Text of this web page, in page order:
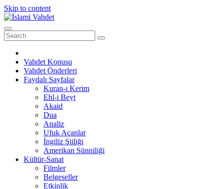
Skip to content
Vahdet Konusu
Vahdet Önderleri
Faydalı Sayfalar
Kuran-ı Kerim
Ehl-i Beyt
Akaid
Dua
Analiz
Ufuk Açanlar
İngiliz Şiiliği
Amerikan Sünniliği
Kültür-Sanat
Filmler
Belgeseller
Etkinlik